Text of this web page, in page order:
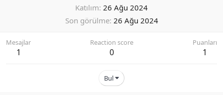
Katılım 26 Ağu 2024
Son görülme 26 Ağu 2024
Mesajlar
1
Reaction score
0
Puanları
1
Bul